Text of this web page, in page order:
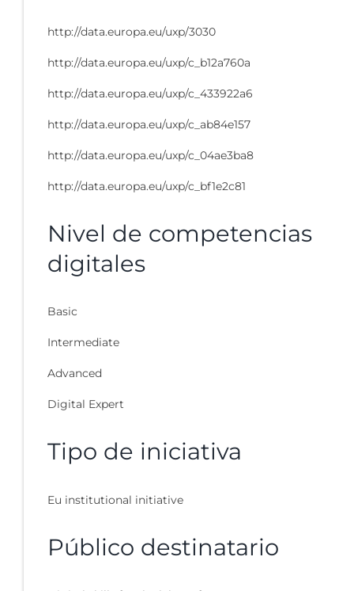
http://data.europa.eu/uxp/3030
http://data.europa.eu/uxp/c_b12a760a
http://data.europa.eu/uxp/c_433922a6
http://data.europa.eu/uxp/c_ab84e157
http://data.europa.eu/uxp/c_04ae3ba8
http://data.europa.eu/uxp/c_bf1e2c81
Nivel de competencias
digitales
Basic
Intermediate
Advanced
Digital Expert
Tipo de iniciativa
Eu institutional initiative
Público destinatario